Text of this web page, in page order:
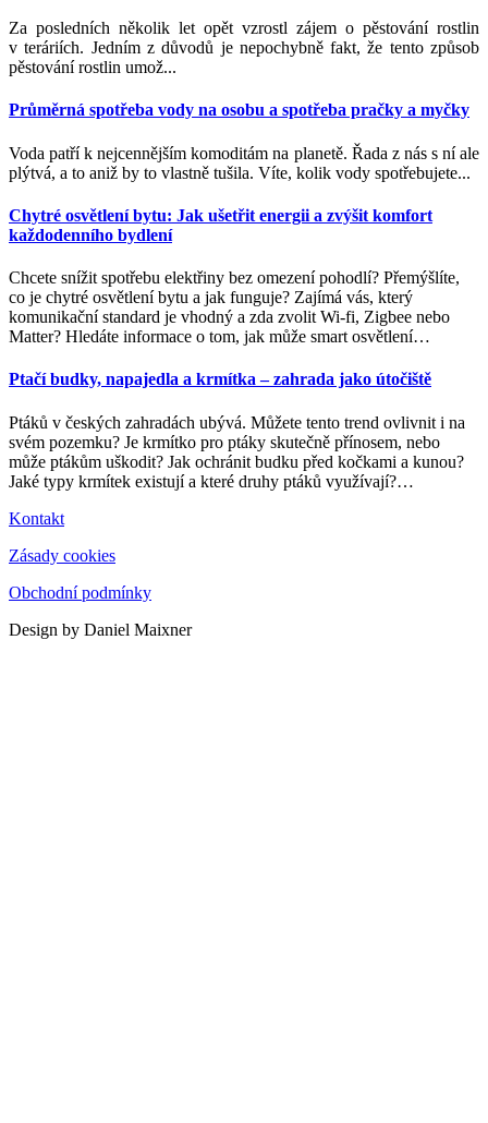
Za posledních několik let opět vzrostl zájem o pěstování rostlin
v teráriích. Jedním z důvodů je nepochybně fakt, že tento způsob
pěstování rostlin umož...
Průměrná spotřeba vody na osobu a spotřeba pračky a myčky
Voda patří k nejcennějším komoditám na planetě. Řada z nás s ní ale
plýtvá, a to aniž by to vlastně tušila. Víte, kolik vody spotřebujete...
Chytré osvětlení bytu: Jak ušetřit energii a zvýšit komfort
každodenního bydlení
Chcete snížit spotřebu elektřiny bez omezení pohodlí? Přemýšlíte,
co je chytré osvětlení bytu a jak funguje? Zajímá vás, který
komunikační standard je vhodný a zda zvolit Wi-fi, Zigbee nebo
Matter? Hledáte informace o tom, jak může smart osvětlení…
Ptačí budky, napajedla a krmítka – zahrada jako útočiště
Ptáků v českých zahradách ubývá. Můžete tento trend ovlivnit i na
svém pozemku? Je krmítko pro ptáky skutečně přínosem, nebo
může ptákům uškodit? Jak ochránit budku před kočkami a kunou?
Jaké typy krmítek existují a které druhy ptáků využívají?…
Kontakt
Zásady cookies
Obchodní podmínky
Design by Daniel Maixner